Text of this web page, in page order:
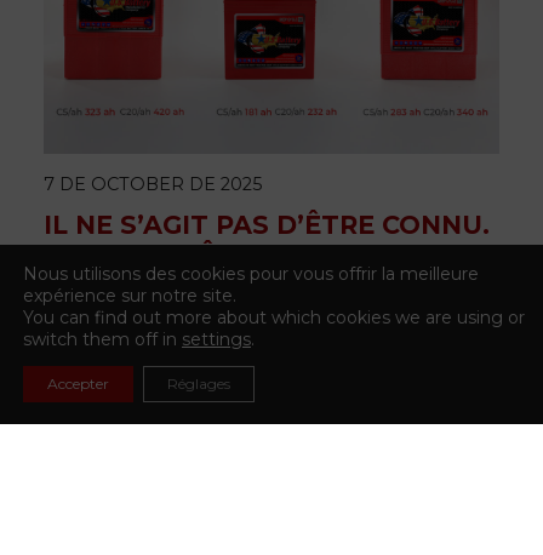
7 DE OCTOBER DE 2025
IL NE S’AGIT PAS D’ÊTRE CONNU.
IL S’AGIT D’ÊTRE MEILLEUR.
Nous utilisons des cookies pour vous offrir la meilleure
expérience sur notre site.
You can find out more about which cookies we are using or
switch them off in settings.
Accepter Réglages